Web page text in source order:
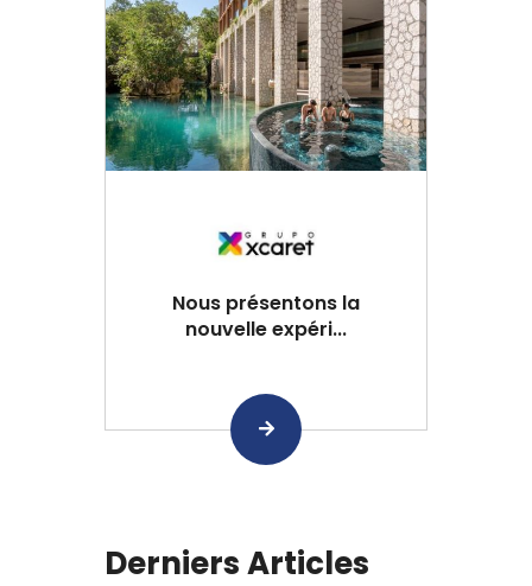
Nous présentons la
nouvelle expéri...
Derniers Articles